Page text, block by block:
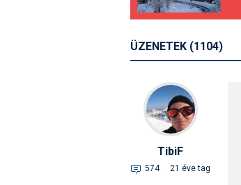
ÜZENETEK (1104)
TibiF
574 21 éve tag